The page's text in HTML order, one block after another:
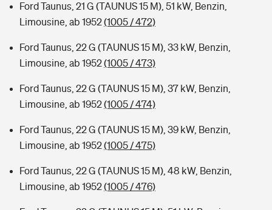
Ford Taunus, 21 G (TAUNUS 15 M), 51 kW, Benzin,
Limousine, ab 1952(1005 / 472)
Ford Taunus, 22 G (TAUNUS 15 M), 33 kW, Benzin,
Limousine, ab 1952(1005 / 473)
Ford Taunus, 22 G (TAUNUS 15 M), 37 kW, Benzin,
Limousine, ab 1952(1005 / 474)
Ford Taunus, 22 G (TAUNUS 15 M), 39 kW, Benzin,
Limousine, ab 1952(1005 / 475)
Ford Taunus, 22 G (TAUNUS 15 M), 48 kW, Benzin,
Limousine, ab 1952(1005 / 476)